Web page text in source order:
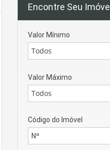
antigos
Encontre Seu Imóvel
Valor Mínimo
Todos
Valor Máximo
Todos
Código do Imóvel